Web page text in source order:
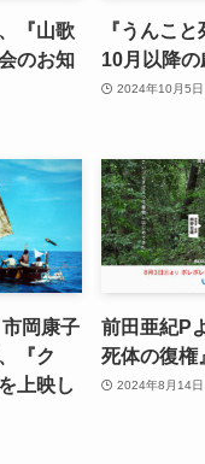
『山歌
のお知
『うんこと
10月以降の
2024年10月5日
岡康子
『ク
上映し
前田亜紀P
死体の復権
2024年8月14日